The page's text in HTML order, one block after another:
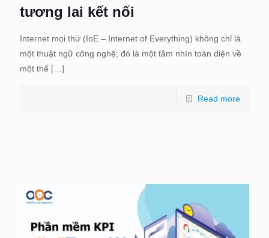
tương lai kết nối
Internet mọi thứ (IoE – Internet of Everything) không chỉ là
một thuật ngữ công nghệ; đó là một tầm nhìn toàn diện về
một thế […]
Read more